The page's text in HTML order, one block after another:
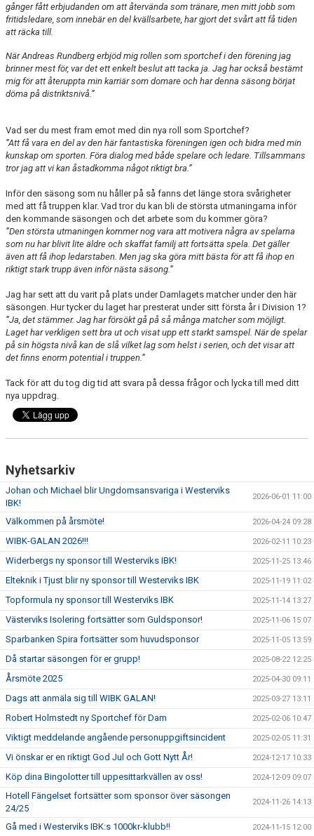
gånger fått erbjudanden om att återvända som tränare, men mitt jobb som
fritidsledare, som innebär en del kvällsarbete, har gjort det svårt att få tiden
att räcka till.
När Andreas Rundberg erbjöd mig rollen som sportchef i den förening jag
brinner mest för, var det ett enkelt beslut att tacka ja. Jag har också bestämt
mig för att återuppta min karriär som domare och har denna säsong börjat
döma på distriktsnivå.”
Vad ser du mest fram emot med din nya roll som Sportchef?
”Att få vara en del av den här fantastiska föreningen igen och bidra med min
kunskap om sporten. Föra dialog med både spelare och ledare. Tillsammans
tror jag att vi kan åstadkomma något riktigt bra.”
Inför den säsong som nu håller på så fanns det länge stora svårigheter
med att få truppen klar. Vad tror du kan bli de största utmaningarna inför
den kommande säsongen och det arbete som du kommer göra?
”Den största utmaningen kommer nog vara att motivera några av spelarna
som nu har blivit lite äldre och skaffat familj att fortsätta spela. Det gäller
även att få ihop ledarstaben. Men jag ska göra mitt bästa för att få ihop en
riktigt stark trupp även inför nästa säsong.”
Jag har sett att du varit på plats under Damlagets matcher under den här
säsongen. Hur tycker du laget har presterat under sitt första år i Division 1?
”Ja, det stämmer. Jag har försökt gå på så många matcher som möjligt.
Laget har verkligen sett bra ut och visat upp ett starkt samspel. När de spelar
på sin högsta nivå kan de slå vilket lag som helst i serien, och det visar att
det finns enorm potential i truppen.”
Tack för att du tog dig tid att svara på dessa frågor och lycka till med ditt
nya uppdrag.
Nyhetsarkiv
Johan och Michael blir Ungdomsansvariga i Westerviks
IBK!
2026-06-01 11:00
Välkommen på årsmöte! 2026-04-24 09:28
WIBK-GALAN 2026!!! 2026-02-11 10:23
Widerbergs ny sponsor till Westerviks IBK! 2025-11-25 13:46
Elteknik i Tjust blir ny sponsor till Westerviks IBK 2025-11-19 11:02
Topformula ny sponsor till Westerviks IBK 2025-11-14 13:27
Västerviks Isolering fortsätter som Guldsponsor! 2025-11-06 15:07
Sparbanken Spira fortsätter som huvudsponsor 2025-11-05 13:59
Då startar säsongen för er grupp! 2025-08-22 12:25
Årsmöte 2025 2025-04-30 09:11
Dags att anmäla sig till WIBK GALAN! 2025-03-27 13:11
Robert Holmstedt ny Sportchef för Dam 2025-02-06 10:47
Viktigt meddelande angående personuppgiftsincident 2025-02-05 11:31
Vi önskar er en riktigt God Jul och Gott Nytt År! 2024-12-17 10:33
Köp dina Bingolotter till uppesittarkvällen av oss! 2024-12-09 09:07
Hotell Fängelset fortsätter som sponsor över säsongen
24/25
2024-11-26 14:13
Gå med i Westerviks IBK:s 1000kr-klubb!! 2024-11-15 12:00